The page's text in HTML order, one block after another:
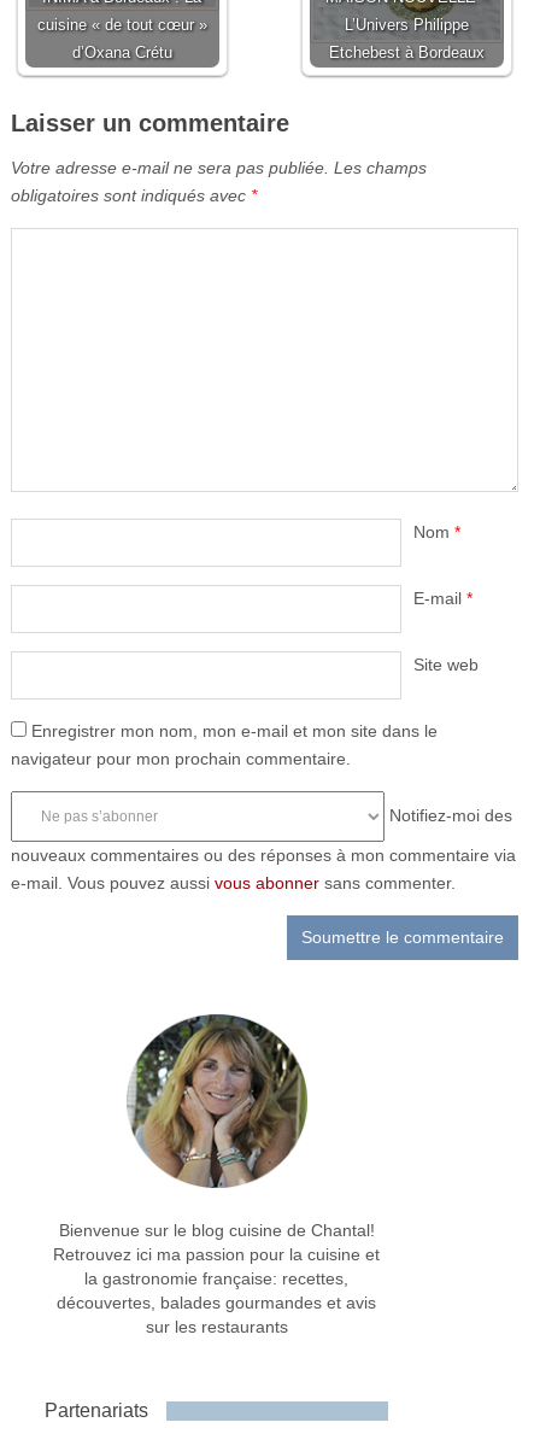
cuisine « de tout cœur »
d’Oxana Crétu
L’Univers Philippe
Etchebest à Bordeaux
Laisser un commentaire
Votre adresse e-mail ne sera pas publiée. Les champs
obligatoires sont indiqués avec *
Nom *
E-mail *
Site web
Enregistrer mon nom, mon e-mail et mon site dans le
navigateur pour mon prochain commentaire.
Notifiez-moi des
nouveaux commentaires ou des réponses à mon commentaire via
e-mail. Vous pouvez aussi vous abonnersans commenter.
Bienvenue sur le blog cuisine de Chantal!
Retrouvez ici ma passion pour la cuisine et
la gastronomie française: recettes,
découvertes, balades gourmandes et avis
sur les restaurants
Partenariats